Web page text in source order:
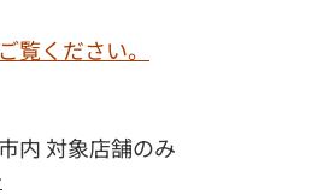
覧ください。
内 対象店舗のみ